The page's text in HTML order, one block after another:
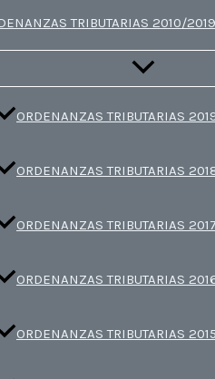
TRIBUTARIAS 2010/2019
ORDENANZAS TRIBUTARIAS
ORDENANZAS TRIBUTARIAS
ORDENANZAS TRIBUTARIAS 2017
ORDENANZAS TRIBUTARIAS
ORDENANZAS TRIBUTARIAS 2015